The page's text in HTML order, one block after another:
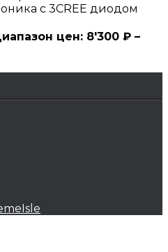
с 3CREE диодом
цен: 8'300 ₽ –